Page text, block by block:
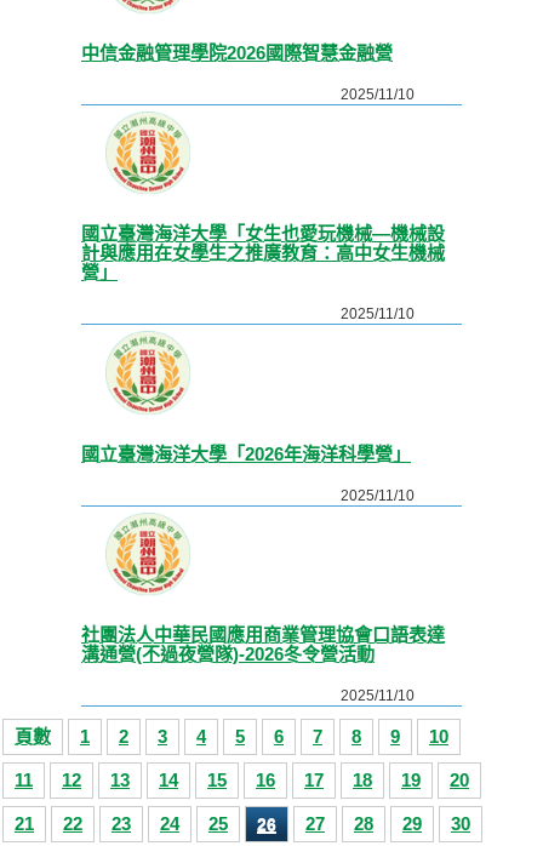
中信金融管理學院2026國際智慧金融營
2025/11/10
國立臺灣海洋大學「女生也愛玩機械—機械設
計與應用在女學生之推廣教育：高中女生機械
營」
2025/11/10
國立臺灣海洋大學「2026年海洋科學營」
2025/11/10
社團法人中華民國應用商業管理協會口語表達
溝通營(不過夜營隊)-2026冬令營活動
2025/11/10
頁數 1 2 3 4 5 6 7 8 9 10
11 12 13 14 15 16 17 18 19 20
21 22 23 24 25 26 27 28 29 30